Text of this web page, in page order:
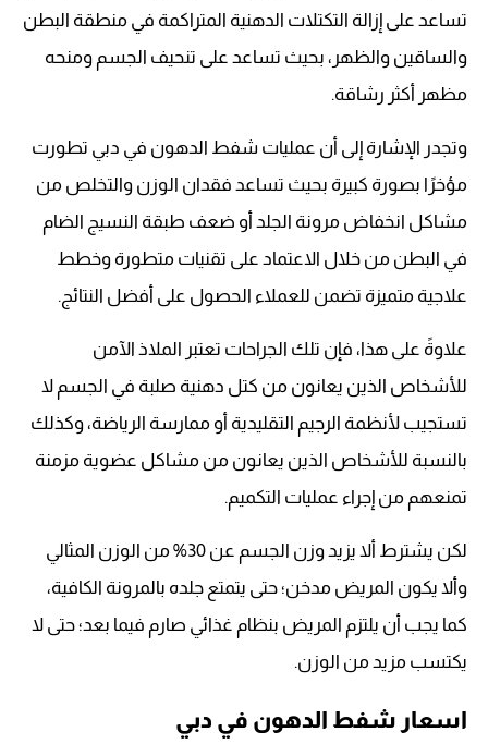
تساعد على إزالة التكتلات الدهنية المتراكمة في منطقة البطن
والساقين والظهر، بحيث تساعد على تنحيف الجسم ومنحه
مظهر أكثر رشاقة.
وتجدر الإشارة إلى أن عمليات شفط الدهون في دبي تطورت
مؤخرًا بصورة كبيرة بحيث تساعد فقدان الوزن والتخلص من
مشاكل انخفاض مرونة الجلد أو ضعف طبقة النسيج الضام
في البطن من خلال الاعتماد على تقنيات متطورة وخطط
علاجية متميزة تضمن للعملاء الحصول على أفضل النتائج.
علاوةً على هذا، فإن تلك الجراحات تعتبر الملاذ الآمن
للأشخاص الذين يعانون من كتل دهنية صلبة في الجسم لا
تستجيب لأنظمة الرجيم التقليدية أو ممارسة الرياضة، وكذلك
بالنسبة للأشخاص الذين يعانون من مشاكل عضوية مزمنة
تمنعهم من إجراء عمليات التكميم.
لكن يشترط ألا يزيد وزن الجسم عن 30% من الوزن المثالي
وألا يكون المريض مدخن؛ حتى يتمتع جلده بالمرونة الكافية،
كما يجب أن يلتزم المريض بنظام غذائي صارم فيما بعد؛ حتى لا
يكتسب مزيد من الوزن.
اسعار شفط الدهون في دبي